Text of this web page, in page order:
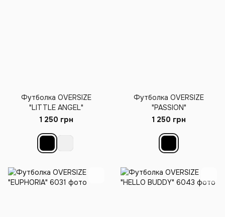
Футболка OVERSIZE
"LITTLE ANGEL"
1 250 грн
Футболка OVERSIZE
"PASSION"
1 250 грн